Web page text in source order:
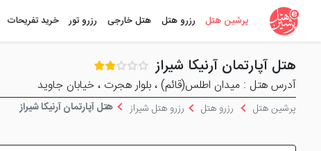
پرشین هتل رزرو هتل هتل خارجی رزرو تور خرید تفریحات
هتل آپارتمان آرنیکا شیراز
آدرس هتل : میدان اطلس(قائم) ، بلوار هجرت ، خیابان جاوید
پرشین هتل
رزرو هتل رزرو هتل شیراز هتل آپارتمان آرنیکا شیراز